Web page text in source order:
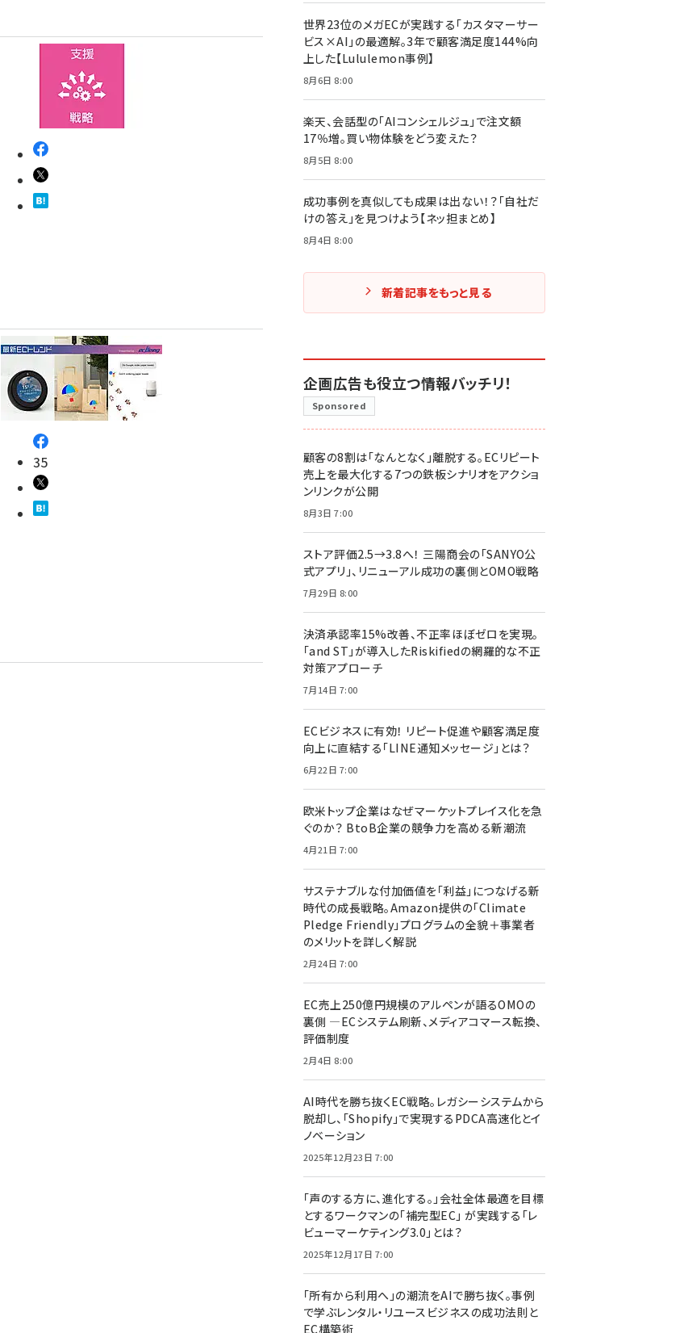
35
世界23位のメガECが実践する「カスタマーサー
ビス×AI」の最適解。3年で顧客満足度144%向
上した【Lululemon事例】
8月6日 8:00
楽天、会話型の「AIコンシェルジュ」で注文額
17％増。買い物体験をどう変えた？
8月5日 8:00
成功事例を真似しても成果は出ない！？「自社だ
けの答え」を見つけよう【ネッ担まとめ】
8月4日 8:00
新着記事をもっと見る
企画広告も役立つ情報バッチリ！
Sponsored
顧客の8割は「なんとなく」離脱する。ECリピート
売上を最大化する7つの鉄板シナリオをアクショ
ンリンクが公開
8月3日 7:00
ストア評価2.5→3.8へ！ 三陽商会の「SANYO公
式アプリ」、リニューアル成功の裏側とOMO戦略
7月29日 8:00
決済承認率15%改善、不正率ほぼゼロを実現。
「and ST」が導入したRiskifiedの網羅的な不正
対策アプローチ
7月14日 7:00
ECビジネスに有効！ リピート促進や顧客満足度
向上に直結する「LINE通知メッセージ」とは？
6月22日 7:00
欧米トップ企業はなぜマーケットプレイス化を急
ぐのか？ BtoB企業の競争力を高める新潮流
4月21日 7:00
サステナブルな付加価値を「利益」につなげる新
時代の成長戦略。Amazon提供の「Climate
Pledge Friendly」プログラムの全貌＋事業者
のメリットを詳しく解説
2月24日 7:00
EC売上250億円規模のアルペンが語るOMOの
裏側 ―ECシステム刷新、メディアコマース転換、
評価制度
2月4日 8:00
AI時代を勝ち抜くEC戦略。レガシーシステムから
脱却し、「Shopify」で実現するPDCA高速化とイ
ノベーション
2025年12月23日 7:00
「声のする方に、進化する。」会社全体最適を目標
とするワークマンの「補完型EC」 が実践する「レ
ビューマーケティング3.0」とは？
2025年12月17日 7:00
「所有から利用へ」の潮流をAIで勝ち抜く。事例
で学ぶレンタル・リユースビジネスの成功法則と
EC構築術